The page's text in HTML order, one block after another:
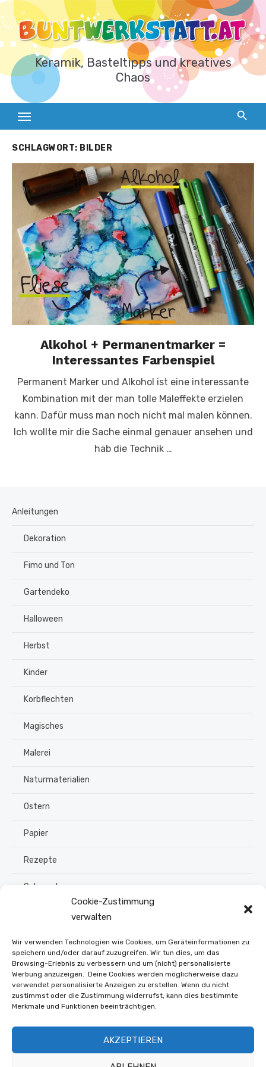
Cookie-Zustimmung
verwalten
Wir verwenden Technologien wie Cookies, um Geräteinformationen zu
speichern und/oder darauf zuzugreifen. Wir tun dies, um das
Browsing-Erlebnis zu verbessern und um (nicht) personalisierte
Werbung anzuzeigen. Deine Cookies werden möglicherweise dazu
verwendet personalisierte Anzeigen zu erstellen. Wenn du nicht
zustimmst oder die Zustimmung widerrufst, kann dies bestimmte
Merkmale und Funktionen beeinträchtigen.
AKZEPTIEREN
Zum
Inhalt
springen
Keramik, Basteltipps und kreatives
Chaos
SCHLAGWORT: BILDER
Alkohol + Permanentmarker =
Interessantes Farbenspiel
Permanent Marker und Alkohol ist eine interessante
Kombination mit der man tolle Maleffekte erzielen
kann. Dafür muss man noch nicht mal malen können.
Ich wollte mir die Sache einmal genauer ansehen und
hab die Technik …
Anleitungen
Dekoration
Fimo und Ton
Gartendeko
Halloween
Herbst
Kinder
Korbflechten
Magisches
Malerei
Naturmaterialien
Ostern
Papier
Rezepte
Schmuck
Upcycling
Stroh flechten
Weihnachten